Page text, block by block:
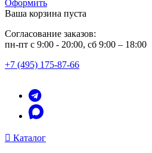
Оформить
Ваша корзина пуста
Согласование заказов:
пн-пт с 9:00 - 20:00, сб 9:00 – 18:00
+7 (495) 175-87-66
Каталог